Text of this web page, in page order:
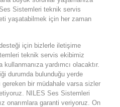
Sistemleri teknik servis
yaşatabilmek için her zaman
için bizlerle iletişime
teknik servis ekibimiz
yardımcı olacaktır.
durumda bulunduğu yerde
gereken bir müdahale varsa sizler
NILES Ses Sistemleri
onarımlara garanti veriyoruz. On